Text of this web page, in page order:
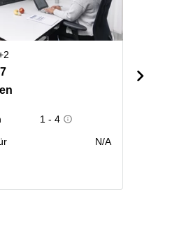
1 - 4
N/A